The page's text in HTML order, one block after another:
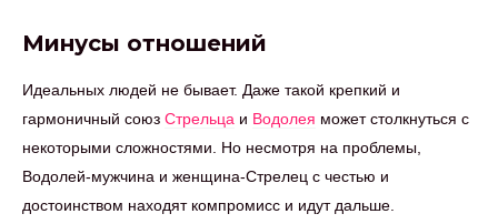
Минусы отношений
Идеальных людей не бывает. Даже такой крепкий и
гармоничный союз Стрельца и Водолея может столкнуться с
некоторыми сложностями. Но несмотря на проблемы,
Водолей-мужчина и женщина-Стрелец с честью и
достоинством находят компромисс и идут дальше.